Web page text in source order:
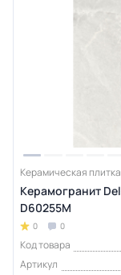
Керамическая плитка
Керамогранит
D60255М
0 0
Код товара
Артикул